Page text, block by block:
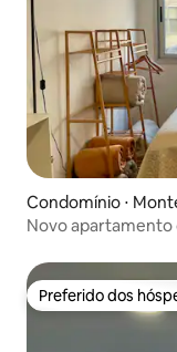
Condomínio ⋅
Novo apartamento
Preferido dos
Preferido dos